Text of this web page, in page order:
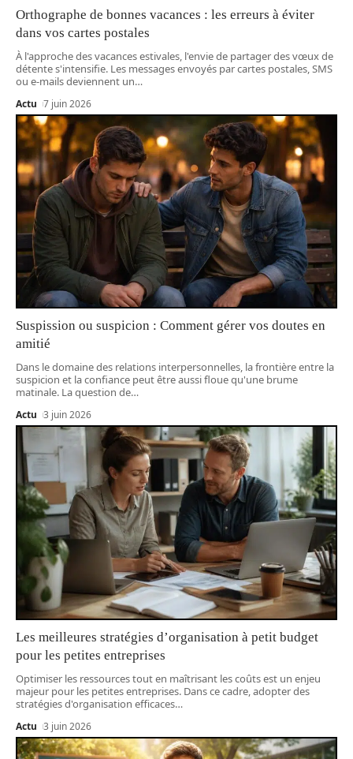
Orthographe de bonnes vacances : les erreurs à éviter
dans vos cartes postales
À l'approche des vacances estivales, l'envie de partager des vœux de
détente s'intensifie. Les messages envoyés par cartes postales, SMS
ou e-mails deviennent un…
Actu 7 juin 2026
Suspission ou suspicion : Comment gérer vos doutes en
amitié
Dans le domaine des relations interpersonnelles, la frontière entre la
suspicion et la confiance peut être aussi floue qu'une brume
matinale. La question de…
Actu 3 juin 2026
Les meilleures stratégies d’organisation à petit budget
pour les petites entreprises
Optimiser les ressources tout en maîtrisant les coûts est un enjeu
majeur pour les petites entreprises. Dans ce cadre, adopter des
stratégies d'organisation efficaces…
Actu 3 juin 2026